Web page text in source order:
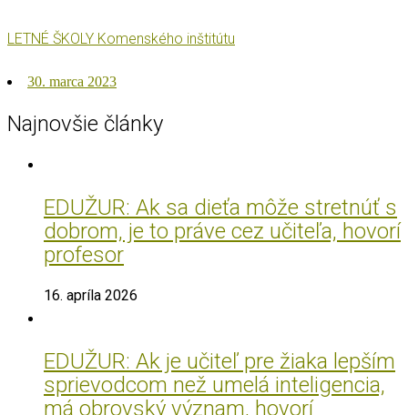
LETNÉ ŠKOLY Komenského inštitútu
Posted
30. marca 2023
Najnovšie články
EDUŽUR: Ak sa dieťa môže stretnúť s
dobrom, je to práve cez učiteľa, hovorí
profesor
16. apríla 2026
EDUŽUR: Ak je učiteľ pre žiaka lepším
sprievodcom než umelá inteligencia,
má obrovský význam, hovorí